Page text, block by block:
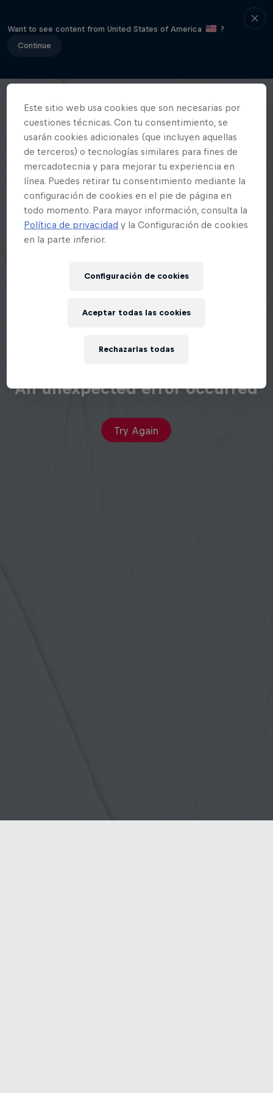
Want to see content from United States of America
?
Continue
An unexpected error occurred
Try Again
Este sitio web usa cookies que son necesarias por
cuestiones técnicas. Con tu consentimiento, se
usarán cookies adicionales (que incluyen aquellas
de terceros) o tecnologías similares para fines de
mercadotecnia y para mejorar tu experiencia en
línea. Puedes retirar tu consentimiento mediante la
configuración de cookies en el pie de página en
todo momento. Para mayor información, consulta la
Política de privacidad y la Configuración de cookies
en la parte inferior.
Configuración de cookies
Rechazarlas todas
Aceptar todas las cookies